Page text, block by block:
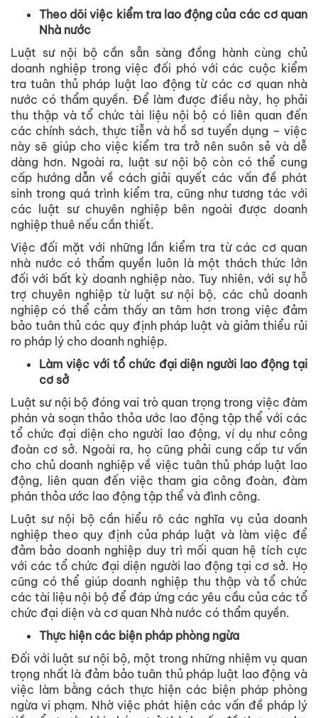
Theo dõi việc kiểm tra lao động của các cơ quan
Nhà nước
Luật sư nội bộ cần sẵn sàng đồng hành cùng chủ
doanh nghiệp trong việc đối phó với các cuộc kiểm
tra tuân thủ pháp luật lao động từ các cơ quan nhà
nước có thẩm quyền. Để làm được điều này, họ phải
thu thập và tổ chức tài liệu nội bộ có liên quan đến
các chính sách, thực tiễn và hồ sơ tuyển dụng – việc
này sẽ giúp cho việc kiểm tra trở nên suôn sẻ và dễ
dàng hơn. Ngoài ra, luật sư nội bộ còn có thể cung
cấp hướng dẫn về cách giải quyết các vấn đề phát
sinh trong quá trình kiểm tra, cũng như tương tác với
các luật sư chuyên nghiệp bên ngoài được doanh
nghiệp thuê nếu cần thiết.
Việc đối mặt với những lần kiểm tra từ các cơ quan
nhà nước có thẩm quyền luôn là một thách thức lớn
đối với bất kỳ doanh nghiệp nào. Tuy nhiên, với sự hỗ
trợ chuyên nghiệp từ luật sư nội bộ, các chủ doanh
nghiệp có thể cảm thấy an tâm hơn trong việc đảm
bảo tuân thủ các quy định pháp luật và giảm thiểu rủi
ro pháp lý cho doanh nghiệp.
Làm việc với tổ chức đại diện người lao động tại
cơ sở
Luật sư nội bộ đóng vai trò quan trọng trong việc đàm
phán và soạn thảo thỏa ước lao động tập thể với các
tổ chức đại diện cho người lao động, ví dụ như công
đoàn cơ sở. Ngoài ra, họ cũng phải cung cấp tư vấn
cho chủ doanh nghiệp về việc tuân thủ pháp luật lao
động, liên quan đến việc tham gia công đoàn, đàm
phán thỏa ước lao động tập thể và đình công.
Luật sư nội bộ cần hiểu rõ các nghĩa vụ của doanh
nghiệp theo quy định của pháp luật và làm việc để
đảm bảo doanh nghiệp duy trì mối quan hệ tích cực
với các tổ chức đại diện người lao động tại cơ sở. Họ
cũng có thể giúp doanh nghiệp thu thập và tổ chức
các tài liệu nội bộ để đáp ứng các yêu cầu của các tổ
chức đại diện và cơ quan Nhà nước có thẩm quyền.
Thực hiện các biện pháp phòng ngừa
Đối với luật sư nội bộ, một trong những nhiệm vụ quan
trọng nhất là đảm bảo tuân thủ pháp luật lao động và
việc làm bằng cách thực hiện các biện pháp phòng
ngừa vi phạm. Nhờ việc phát hiện các vấn đề pháp lý